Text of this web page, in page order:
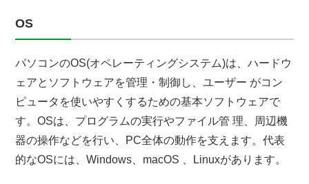
OS
パソコンのOS(オペレーティングシステム)は、ハードウ
ェアとソフトウェアを管理・制御し、ユーザー がコン
ピュータを使いやすくするための基本ソフトウェアで
す。OSは、プログラムの実行やファイル管 理、周辺機
器の操作などを行い、PC全体の動作を支えます。代表
的なOSには、Windows、macOS 、Linuxがあります。